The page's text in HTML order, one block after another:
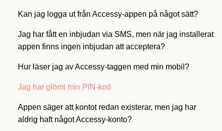
Kan jag logga ut från Accessy-appen på något sätt?
Jag har fått en inbjudan via SMS, men när jag installerat
appen finns ingen inbjudan att acceptera?
Hur läser jag av Accessy-taggen med min mobil?
Jag har glömt min PIN-kod
Appen säger att kontot redan existerar, men jag har
aldrig haft något Accessy-konto?